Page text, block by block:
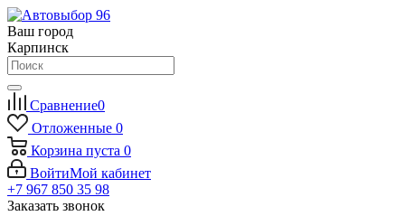
Ваш город
Карпинск
Сравнение0
Отложенные 0
Корзина пуста 0
ВойтиМой кабинет
+7 967 850 35 98
Заказать звонок